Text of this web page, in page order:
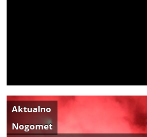
Aktualno
Nogomet